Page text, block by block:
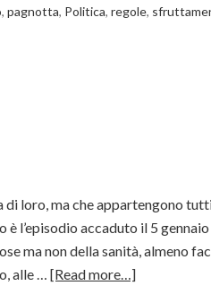
, pagnotta, Politica, regole,
loro, ma che appartengono
è l’episodio accaduto il 5
ma non della sanità, almeno
alle … [Read more…]